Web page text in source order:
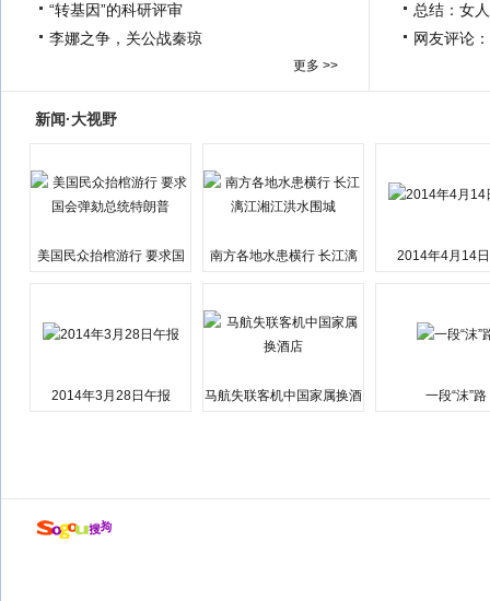
“转基因”的科研评审
李娜之争，关公战秦琼
更多 >>
总结：女
网友评论
新闻·大视野
美国民众抬棺游行 要求国
南方各地水患横行 长江漓
2014年4月14
2014年3月28日午报
马航失联客机中国家属换酒
一段“沫”路